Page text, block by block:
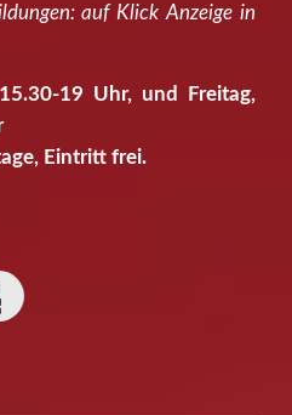
auf Klick Anzeige in
19 Uhr, und Freitag,
Eintritt frei.